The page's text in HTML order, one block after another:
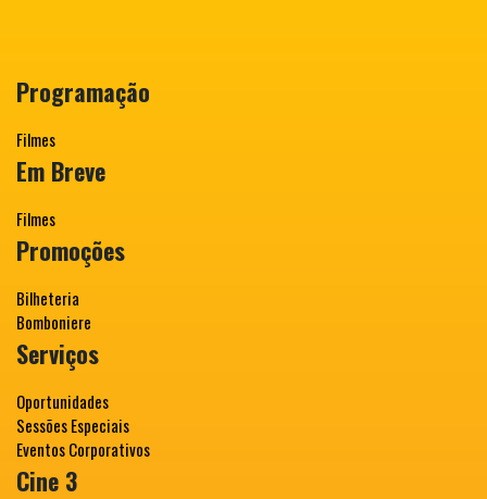
Programação
Filmes
Em Breve
Filmes
Promoções
Bilheteria
Bomboniere
Serviços
Oportunidades
Sessões Especiais
Eventos Corporativos
Cine 3